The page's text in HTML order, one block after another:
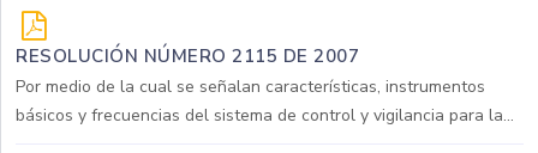
RESOLUCIÓN NÚMERO 2115 DE 2007
Por medio de la cual se señalan características, instrumentos
básicos y frecuencias del sistema de control y vigilancia para la...